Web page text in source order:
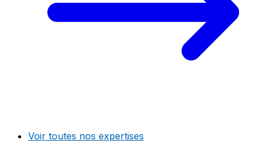
Voir toutes nos expertises